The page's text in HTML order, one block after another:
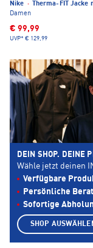
Nike ·
Therma-FIT Jacke
Damen
€ 99,99
UVP* € 129,99
DEIN SHOP. DEINE
Wähle jetzt deinen
Verfügbare
Persönliche
Sofortige